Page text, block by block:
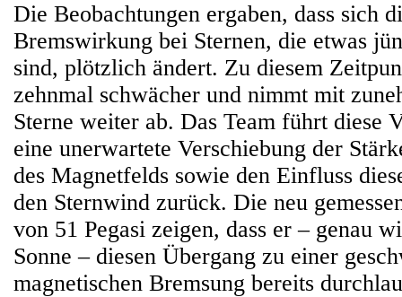
Die Beobachtungen ergaben, dass sich
Bremswirkung bei Sternen, die etwas
sind, plötzlich ändert. Zu diesem
zehnmal schwächer und nimmt mit
Sterne weiter ab. Das Team führt diese
eine unerwartete Verschiebung der
des Magnetfelds sowie den Einfluss
den Sternwind zurück. Die neu
von 51 Pegasi zeigen, dass er – genau
Sonne – diesen Übergang zu einer
magnetischen Bremsung bereits